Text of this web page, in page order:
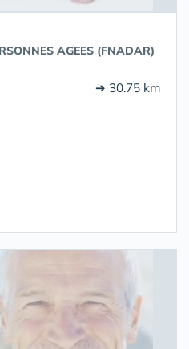
AGEES (FNADAR)
➔ 30.75 km